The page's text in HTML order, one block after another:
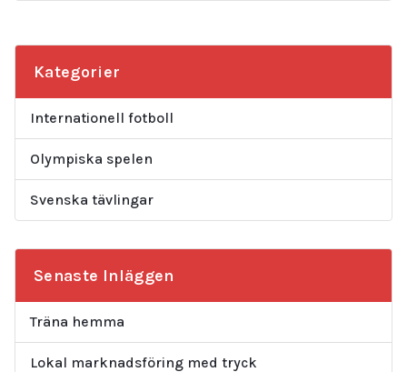
Kategorier
Internationell fotboll
Olympiska spelen
Svenska tävlingar
Senaste Inläggen
Träna hemma
Lokal marknadsföring med tryck